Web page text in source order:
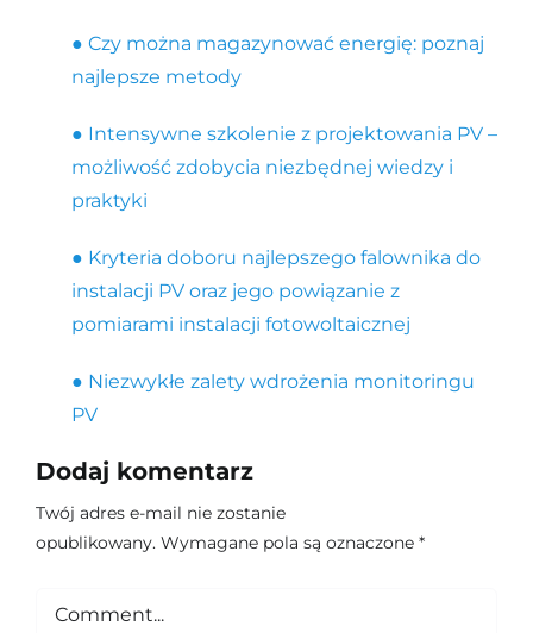
● Czy można magazynować energię: poznaj
najlepsze metody
● Intensywne szkolenie z projektowania PV –
możliwość zdobycia niezbędnej wiedzy i
praktyki
● Kryteria doboru najlepszego falownika do
instalacji PV oraz jego powiązanie z
pomiarami instalacji fotowoltaicznej
● Niezwykłe zalety wdrożenia monitoringu
PV
Dodaj komentarz
Twój adres e-mail nie zostanie
opublikowany. Wymagane pola są oznaczone *